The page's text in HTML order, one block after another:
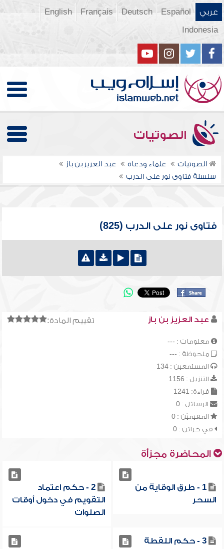
عربي Español
Deutsch
Français
English
Indonesia
الصوتيات
الصوتيات علماء ودعاة
عبد العزيز بن باز
سلسلة فتاوى نور على الدرب
فتاوى نور على الدرب (825)
تقييم المادة: عبد العزيز بن باز
معلومات : ---
ملحوظة : ---
المستمعين : 134
التنزيل : 1156
قراءة: 1241
الرسائل : 0
المقيميّن : 0
في خزائن : 0
المحاضرة مجزأة
1 - طرق الوقاية من
السحر
2 - حكم اعتماد
التقويم في دخول أوقات
الصلوات
3 - حكم اللقطة